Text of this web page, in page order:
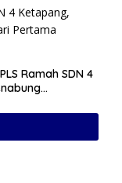
Ramah SDN 4